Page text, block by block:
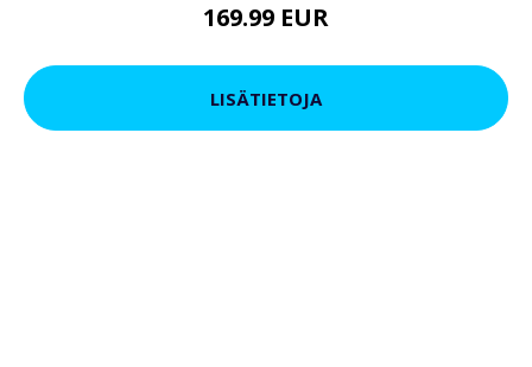
169.99 EUR
LISÄTIETOJA